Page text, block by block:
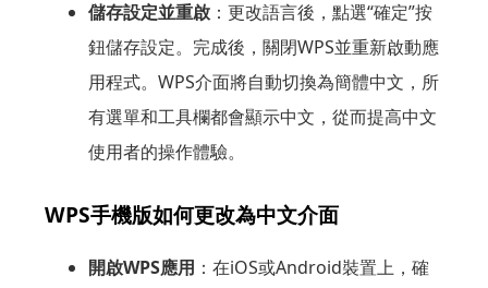
儲存設定並重啟：更改語言後，點選“確定”按
鈕儲存設定。完成後，關閉WPS並重新啟動應
用程式。WPS介面將自動切換為簡體中文，所
有選單和工具欄都會顯示中文，從而提高中文
使用者的操作體驗。
WPS手機版如何更改為中文介面
開啟WPS應用 ：在iOS或Android裝置上，確